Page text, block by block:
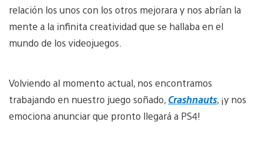
relación los unos con los otros mejorara y nos abrían la
mente a la infinita creatividad que se hallaba en el
mundo de los videojuegos.
Volviendo al momento actual, nos encontramos
trabajando en nuestro juego soñado, Crashnauts, ¡y nos
emociona anunciar que pronto llegará a PS4!